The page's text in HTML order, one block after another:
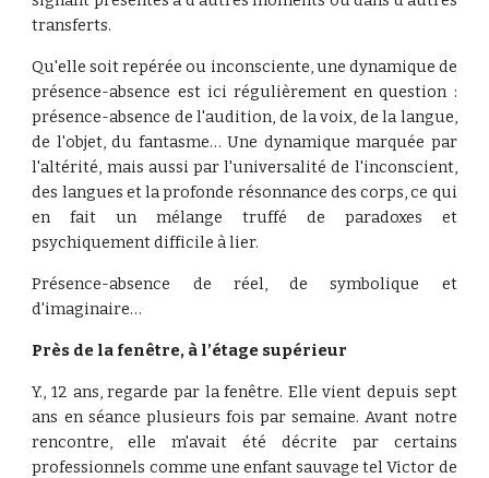
transferts.
Qu'elle soit repérée ou inconsciente, une dynamique de
présence-absence est ici régulièrement en question :
présence-absence de l'audition, de la voix, de la langue,
de l'objet, du fantasme… Une dynamique marquée par
l'altérité, mais aussi par l'universalité de l'inconscient,
des langues et la profonde résonnance des corps, ce qui
en fait un mélange truffé de paradoxes et
psychiquement difficile à lier.
Présence-absence de réel, de symbolique et
d'imaginaire…
Près de la fenêtre, à l’étage supérieur
Y., 12 ans, regarde par la fenêtre. Elle vient depuis sept
ans en séance plusieurs fois par semaine. Avant notre
rencontre, elle m'avait été décrite par certains
professionnels comme une enfant sauvage tel Victor de